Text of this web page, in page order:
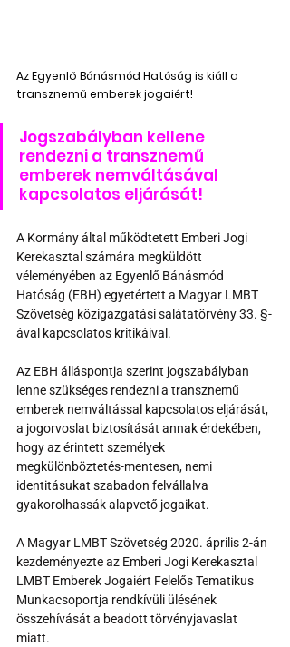
Az Egyenlő Bánásmód Hatóság is kiáll a
transznemű emberek jogaiért!
Jogszabályban kellene
rendezni a transznemű
emberek nemváltásával
kapcsolatos eljárását!
A Kormány által működtetett Emberi Jogi
Kerekasztal számára megküldött
véleményében az Egyenlő Bánásmód
Hatóság (EBH) egyetértett a Magyar LMBT
Szövetség közigazgatási salátatörvény 33. §-
ával kapcsolatos kritikáival.
Az EBH álláspontja szerint jogszabályban
lenne szükséges rendezni a transznemű
emberek nemváltással kapcsolatos eljárását,
a jogorvoslat biztosítását annak érdekében,
hogy az érintett személyek
megkülönböztetés-mentesen, nemi
identitásukat szabadon felvállalva
gyakorolhassák alapvető jogaikat.
A Magyar LMBT Szövetség 2020. április 2-án
kezdeményezte az Emberi Jogi Kerekasztal
LMBT Emberek Jogaiért Felelős Tematikus
Munkacsoportja rendkívüli ülésének
összehívását a beadott törvényjavaslat
miatt.